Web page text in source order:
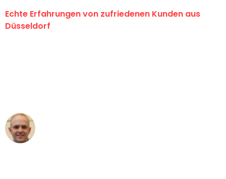
Echte Erfahrungen von zufriedenen Kunden aus
Düsseldorf